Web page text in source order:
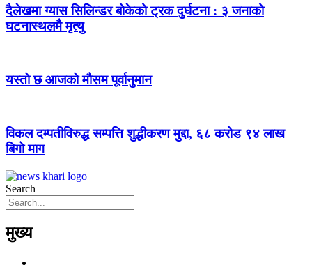
दैलेखमा ग्यास सिलिन्डर बोकेको ट्रक दुर्घटना : ३ जनाको
घटनास्थलमै मृत्यु
यस्तो छ आजको मौसम पूर्वानुमान
विकल दम्पतीविरुद्ध सम्पत्ति शुद्धीकरण मुद्दा, ६८ करोड ९४ लाख
बिगो माग
Search
मुख्य